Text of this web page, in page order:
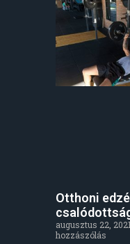
Otthoni
augusztus 22, 2021
hozzászólás